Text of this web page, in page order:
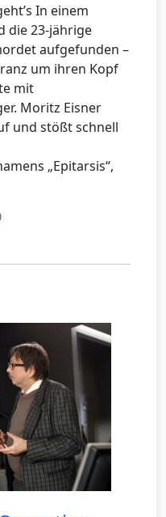
In einem
die 23-jährige
aufgefunden –
um ihren Kopf
mit
Moritz Eisner
und stößt schnell
„Epitarsis“,